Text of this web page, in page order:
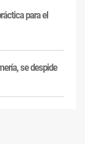
para el
se despide